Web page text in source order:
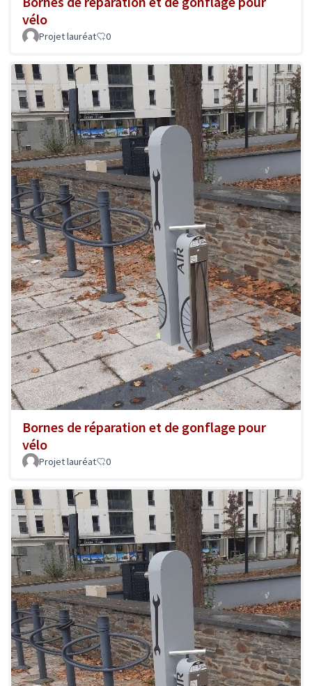
vélo
Projet lauréat 0
Bornes de réparation et de gonflage pour
vélo
Projet lauréat 0